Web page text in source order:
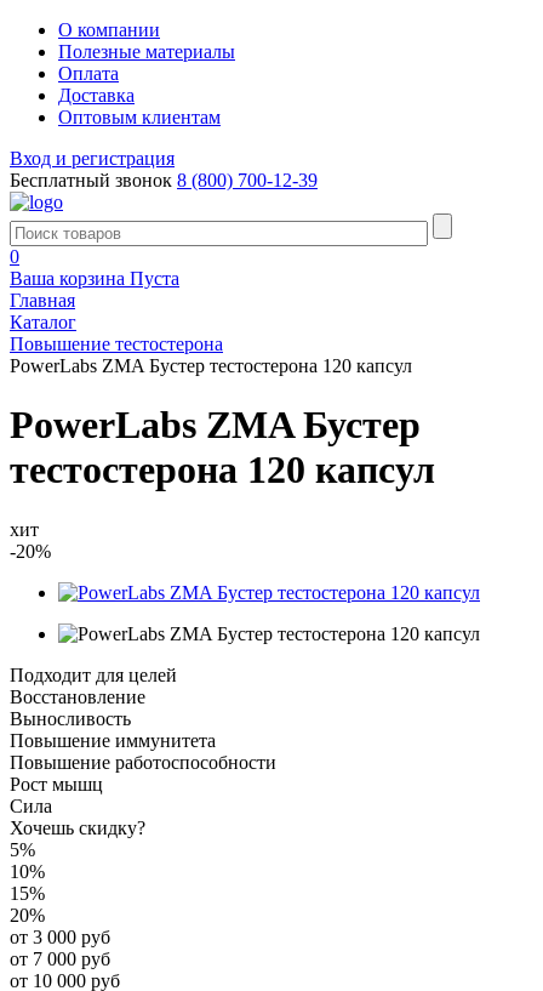
О компании
Полезные материалы
Оплата
Доставка
Оптовым клиентам
Вход и регистрация
Бесплатный звонок 8 (800) 700-12-39
0
Ваша корзина Пуста
Главная
Каталог
Повышение тестостерона
PowerLabs ZMA Бустер тестостерона 120 капсул
PowerLabs ZMA Бустер
тестостерона 120 капсул
хит
-20%
Подходит для целей
Восстановление
Выносливость
Повышение иммунитета
Повышение работоспособности
Рост мышц
Сила
Хочешь скидку?
5%
10%
15%
20%
от 3 000 руб
от 7 000 руб
от 10 000 руб